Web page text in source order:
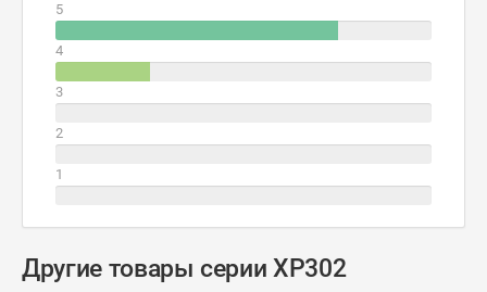
5
4
3
2
1
Другие товары серии XP302